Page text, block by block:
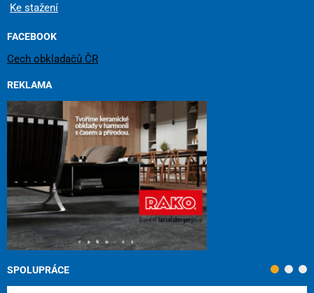
Ke stažení
FACEBOOK
Cech obkladačů ČR
REKLAMA
SPOLUPRÁCE